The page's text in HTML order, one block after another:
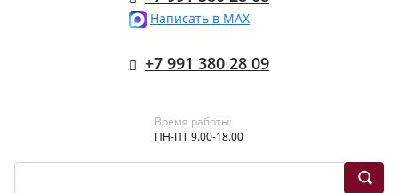
Написать в MAX
+7 991 380 28 09
Время работы:
ПН-ПТ 9.00-18.00